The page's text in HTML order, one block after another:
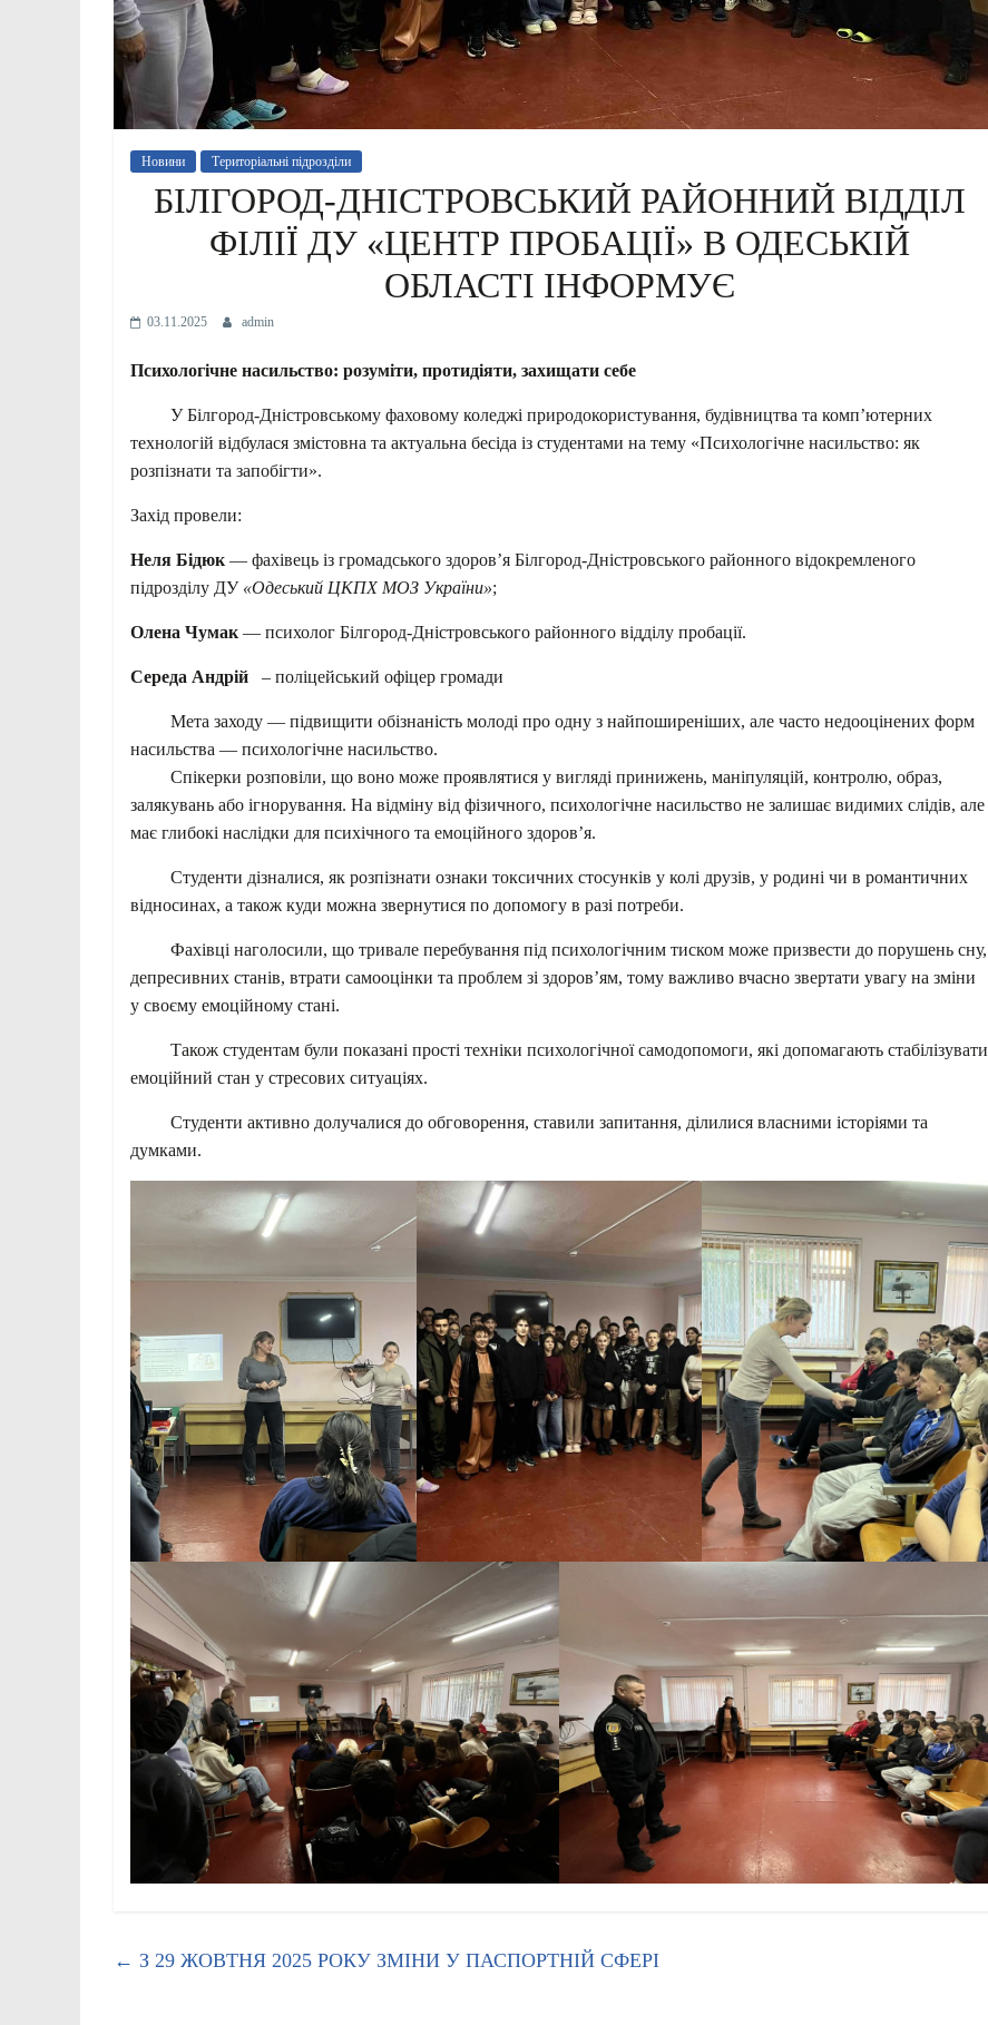
Новини Територіальні підрозділи
БІЛГОРОД-ДНІСТРОВСЬКИЙ РАЙОННИЙ ВІДДІЛ
ФІЛІЇ ДУ «ЦЕНТР ПРОБАЦІЇ» В ОДЕСЬКІЙ
ОБЛАСТІ ІНФОРМУЄ
03.11.2025 admin
Психологічне насильство: розуміти, протидіяти, захищати себе
У Білгород-Дністровському фаховому коледжі природокористування, будівництва та комп’ютерних
технологій відбулася змістовна та актуальна бесіда із студентами на тему «Психологічне насильство: як
розпізнати та запобігти».
Захід провели:
Неля Бідюк — фахівець із громадського здоров’я Білгород-Дністровського районного відокремленого
підрозділу ДУ «Одеський ЦКПХ МОЗ України»;
Олена Чумак — психолог Білгород-Дністровського районного відділу пробації.
Середа Андрій – поліцейський офіцер громади
Мета заходу — підвищити обізнаність молоді про одну з найпоширеніших, але часто недооцінених форм
насильства — психологічне насильство.
Спікерки розповіли, що воно може проявлятися у вигляді принижень, маніпуляцій, контролю, образ,
залякувань або ігнорування. На відміну від фізичного, психологічне насильство не залишає видимих слідів, але
має глибокі наслідки для психічного та емоційного здоров’я.
Студенти дізналися, як розпізнати ознаки токсичних стосунків у колі друзів, у родині чи в романтичних
відносинах, а також куди можна звернутися по допомогу в разі потреби.
Фахівці наголосили, що тривале перебування під психологічним тиском може призвести до порушень сну,
депресивних станів, втрати самооцінки та проблем зі здоров’ям, тому важливо вчасно звертати увагу на зміни
у своєму емоційному стані.
Також студентам були показані прості техніки психологічної самодопомоги, які допомагають стабілізувати
емоційний стан у стресових ситуаціях.
Студенти активно долучалися до обговорення, ставили запитання, ділилися власними історіями та
думками.
← З 29 ЖОВТНЯ 2025 РОКУ ЗМІНИ У ПАСПОРТНІЙ СФЕРІ